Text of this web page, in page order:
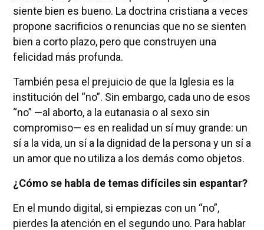
siente bien es bueno. La doctrina cristiana a veces
propone sacrificios o renuncias que no se sienten
bien a corto plazo, pero que construyen una
felicidad más profunda.
También pesa el prejuicio de que la Iglesia es la
institución del “no”. Sin embargo, cada uno de esos
“no” —al aborto, a la eutanasia o al sexo sin
compromiso— es en realidad un sí muy grande: un
sí a la vida, un sí a la dignidad de la persona y un sí a
un amor que no utiliza a los demás como objetos.
¿Cómo se habla de temas difíciles sin espantar?
En el mundo digital, si empiezas con un “no”,
pierdes la atención en el segundo uno. Para hablar